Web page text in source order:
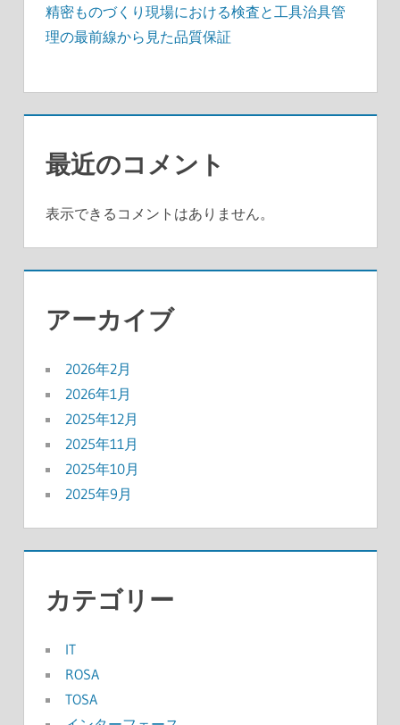
精密ものづくり現場における検査と工具治具管
理の最前線から見た品質保証
最近のコメント
表示できるコメントはありません。
アーカイブ
2026年2月
2026年1月
2025年12月
2025年11月
2025年10月
2025年9月
カテゴリー
IT
ROSA
TOSA